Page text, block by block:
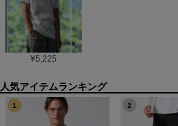
¥5,225
1 2